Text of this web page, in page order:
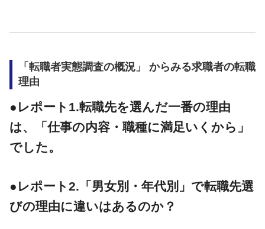
「転職者実態調査の概況」 からみる求職者の転職
理由
●レポート1.転職先を選んだ一番の理由
は、「仕事の内容・職種に満足いくから」
でした。
●レポート2.「男女別・年代別」で転職先選
びの理由に違いはあるのか？